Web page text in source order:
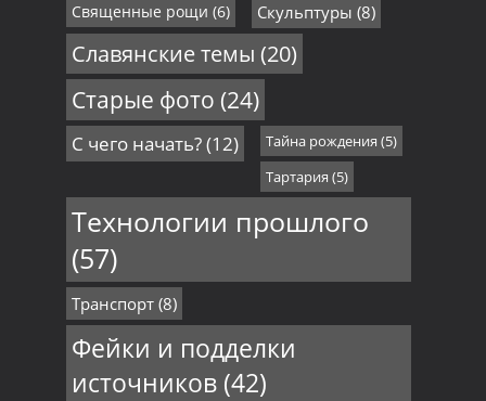
Священные рощи (6) Скульптуры (8)
Славянские темы (20)
Старые фото (24)
С чего начать?(12) Тайна рождения (5)
Тартария (5)
Технологии прошлого
(57)
Транспорт(8)
Фейки и подделки
источников(42)